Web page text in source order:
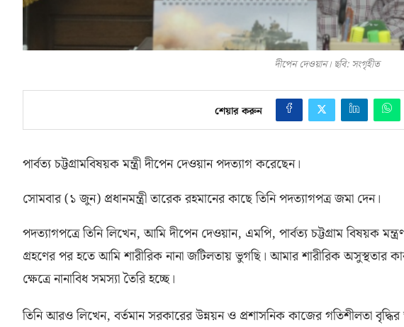
দীপেন দেওয়ান। ছবি: সংগৃহীত
শেয়ার করুন
পার্বত্য চট্টগ্রামবিষয়ক মন্ত্রী দীপেন দেওয়ান পদত্যাগ করেছেন।
সোমবার(১ জুন) প্রধানমন্ত্রী তারেক রহমানের কাছে তিনি পদত্যাগপত্র জমা দেন।
পদত্যাগপত্রে তিনি লিখেন,আমি দীপেন দেওয়ান, এমপি, পার্বত্য চট্টগ্রাম বিষয়ক
গ্রহণের পর হতে আমি শারীরিক নানা জটিলতায় ভুগছি। আমার শারীরিক অসুস্থতার
ক্ষেত্রে নানাবিধ সমস্যা তৈরি হচ্ছে।
তিনি আরও লিখেন,বর্তমান সরকারের উন্নয়ন ও প্রশাসনিক কাজের গতিশীলতা